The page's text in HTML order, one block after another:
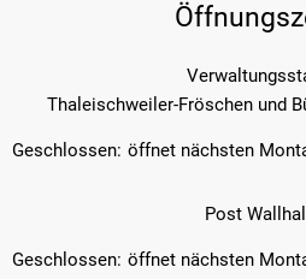
Thaleischweiler-Fröschen und
Geschlossen: öffnet nächsten
Post
Geschlossen: öffnet nächsten